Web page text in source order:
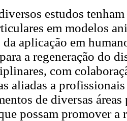
estudos
em modelos
da aplicação em
a regeneração do
com
aliadas a
de diversas
possam promover a